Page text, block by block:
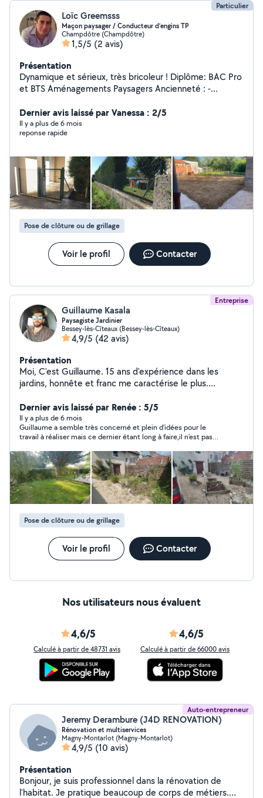
Particulier
Loïc Greemsss
Maçon paysager / Conducteur d’engins TP
Champdôtre (Champdôtre)
1,5/5 (2 avis)
Présentation
Dynamique et sérieux, très bricoleur ! Diplôme: BAC Pro
et BTS Aménagements Paysagers Ancienneté : -
tonte, plantation, clôture, pavage, dallage, maçonnerie )
- Terrassement, assainissement: 3 ans
Dernier avis laissé par Vanessa : 2/5
Il y a plus de 6 mois
reponse rapide
Pose de clôture ou de grillage
Voir le profil Contacter
Entreprise
Guillaume Kasala
Paysagiste Jardinier
Bessey-lès-Cîteaux (Bessey-lès-Cîteaux)
4,9/5 (42 avis)
Présentation
Moi, C'est Guillaume. 15 ans d'expérience dans les
jardins, honnête et franc me caractérise le plus.
proposer mes services dans les espaces verts, mais
surtout le soin des végétaux. Je propose souvent des
alternatives pour égayer les jardins, éviter trop le
minéral et des solutions pour créer un jardin suffisant à
lui même. Homme a tout faire, Bricoleur et débrouillard
dans l'âme, je suis très habile de mes mains et j'aime
innover. Rendons les jardins plus colorés, plus natures,
et beaucoup plus libres. La maçonnerie paysagère est
aussi dans mes cordes, la création de bordures en fer et
de jardinière en bois sont aussi mes atouts. Hésiter pas
à me contacter, appelons nous et voyons comment
améliorer, créer, rêver de votre jardin ensemble. À
bientôt.
Dernier avis laissé par Renée : 5/5
Il y a plus de 6 mois
Guillaume a semble très concerné et plein d’idées pour le
travail à réaliser mais ce dernier étant long à faire,il n’est pas
terminé et le résultat est remarquable !!! Je recommande
vivement Guillaume,d’autant plus qu’il est très sympathique !
Pose de clôture ou de grillage
Voir le profil Contacter
Nos utilisateurs nous évaluent
4,6/5
Calculé à partir de 48731 avis
4,6/5
Calculé à partir de 66000 avis
Auto-entrepreneur
Jeremy Derambure (J4D RENOVATION)
Rénovation et multiservices
Magny-Montarlot (Magny-Montarlot)
4,9/5 (10 avis)
Présentation
Bonjour, je suis professionnel dans la rénovation de
l'habitat. Je pratique beaucoup de corps de métiers.